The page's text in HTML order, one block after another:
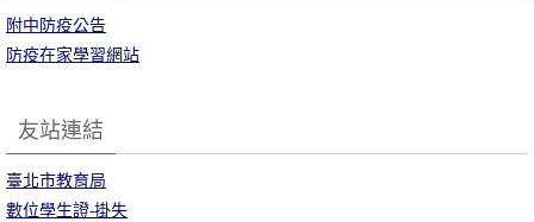
附中防疫公告
防疫在家學習網站
友站連結
臺北市教育局
數位學生證-掛失